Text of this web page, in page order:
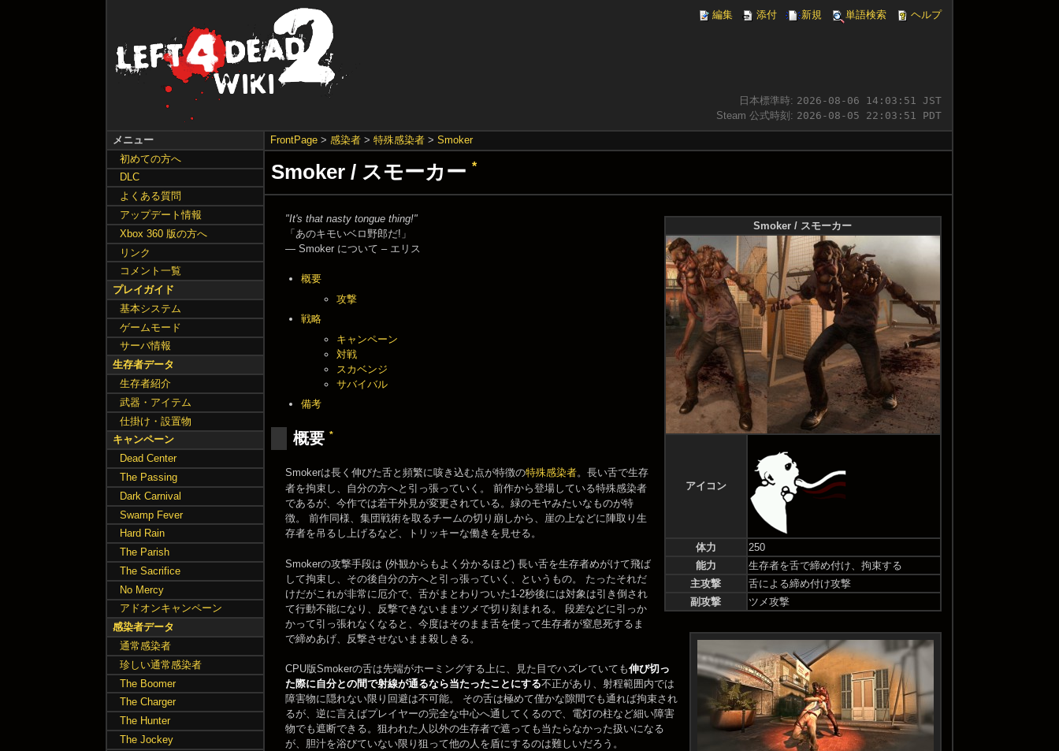
編集 添付 新規 単語検索 ヘルプ
日本標準時: 2026-08-06 14:03:52 JST
Steam 公式時刻: 2026-08-05 22:03:52 PDT
FrontPage> 感染者> 特殊感染者> Smoker
Smoker / スモーカー*
Smoker / スモーカー
アイコン
体力
250
能力
生存者を舌で締め付け、拘束する
主攻撃
舌による締め付け攻撃
副攻撃
ツメ攻撃
"It's that nasty tongue thing!"
「あのキモいベロ野郎だ!」
—Smoker について – エリス
概要
攻撃
戦略
キャンペーン
対戦
スカベンジ
サバイバル
備考
概要 *
Smokerは長く伸びた舌と頻繁に咳き込む点が特徴の特殊感染者。長い舌で生存
者を拘束し、自分の方へと引っ張っていく。 前作から登場している特殊感染者
であるが、今作では若干外見が変更されている。緑のモヤみたいなものが特
徴。 前作同様、集団戦術を取るチームの切り崩しから、崖の上などに陣取り生
存者を吊るし上げるなど、トリッキーな働きを見せる。
Smokerの攻撃手段は (外観からもよく分かるほど) 長い舌を生存者めがけて飛ば
して拘束し、その後自分の方へと引っ張っていく、というもの。 たったそれだ
けだがこれが非常に厄介で、舌がまとわりついた1-2秒後には対象は引き倒され
て行動不能になり、反撃できないままツメで切り刻まれる。 段差などに引っか
かって引っ張れなくなると、今度はそのまま舌を使って生存者が窒息死するま
で締めあげ、反撃させないまま殺しきる。
CPU版Smokerの舌は先端がホーミングする上に、見た目でハズレていても伸び切っ
た際に自分との間で射線が通るなら当たったことにする不正があり、射程範囲内では
障害物に隠れない限り回避は不可能。 その舌は極めて僅かな隙間でも通れば拘束され
るが、逆に言えばプレイヤーの完全な中心へ通してくるので、電灯の柱など細い障害
物でも遮断できる。狙われた人以外の生存者で遮っても当たらなかった扱いになる
が、胆汁を浴びていない限り狙って他の人を盾にするのは難しいだろう。
メニュー
初めての方へ
DLC
よくある質問
アップデート情報
Xbox 360 版の方へ
リンク
コメント一覧
プレイガイド
基本システム
ゲームモード
サーバ情報
生存者データ
生存者紹介
武器・アイテム
仕掛け・設置物
キャンペーン
Dead Center
The Passing
Dark Carnival
Swamp Fever
Hard Rain
The Parish
The Sacrifice
No Mercy
アドオンキャンペーン
感染者データ
通常感染者
珍しい通常感染者
The Boomer
The Charger
The Hunter
The Jockey